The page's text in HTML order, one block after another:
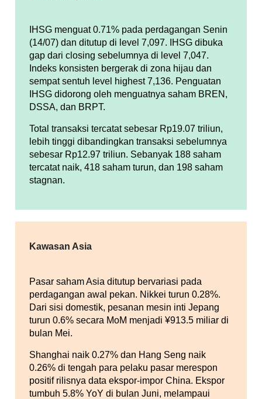
IHSG menguat 0.71% pada perdagangan Senin
(14/07) dan ditutup di level 7,097. IHSG dibuka
gap dari closing sebelumnya di level 7,047.
Indeks konsisten bergerak di zona hijau dan
sempat sentuh level highest 7,136. Penguatan
IHSG didorong oleh menguatnya saham BREN,
DSSA, dan BRPT.
Total transaksi tercatat sebesar Rp19.07 triliun,
lebih tinggi dibandingkan transaksi sebelumnya
sebesar Rp12.97 triliun. Sebanyak 188 saham
tercatat naik, 418 saham turun, dan 198 saham
stagnan.
Kawasan Asia
Pasar saham Asia ditutup bervariasi pada
perdagangan awal pekan. Nikkei turun 0.28%.
Dari sisi domestik, pesanan mesin inti Jepang
turun 0.6% secara MoM menjadi ¥913.5 miliar di
bulan Mei.
Shanghai naik 0.27% dan Hang Seng naik
0.26% di tengah para pelaku pasar merespon
positif rilisnya data ekspor-impor China. Ekspor
tumbuh 5.8% YoY di bulan Juni, melampaui